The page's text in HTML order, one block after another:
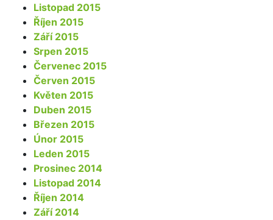
Listopad 2015
Říjen 2015
Září 2015
Srpen 2015
Červenec 2015
Červen 2015
Květen 2015
Duben 2015
Březen 2015
Únor 2015
Leden 2015
Prosinec 2014
Listopad 2014
Říjen 2014
Září 2014